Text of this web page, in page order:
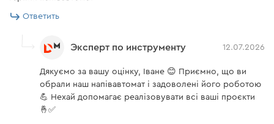
электрододержателем 2 м
Инструкция пользователя
Скачать инструкцию к "Полуавтомат инверторный
Ответить
Эксперт по инструменту 12.07.2026
Дякуємо за вашу оцінку, Іване 😊 Приємно, що ви
обрали наш напівавтомат і задоволені його роботою
💪 Нехай допомагає реалізовувати всі ваші проєкти
🤞✅